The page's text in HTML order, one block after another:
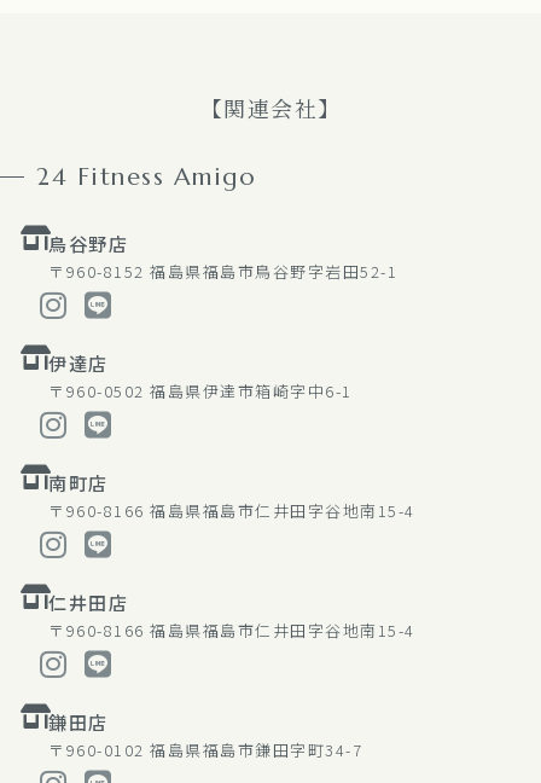
【関連会社】
24 Fitness Amigo
鳥谷野店
〒960-8152 福島県福島市鳥谷野字岩田52-1
伊達店
〒960-0502 福島県伊達市箱崎字中6-1
南町店
〒960-8166 福島県福島市仁井田字谷地南15-4
仁井田店
〒960-8166 福島県福島市仁井田字谷地南15-4
鎌田店
〒960-0102 福島県福島市鎌田字町34-7